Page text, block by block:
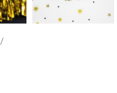
/